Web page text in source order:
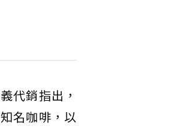
代銷指出，
名咖啡，以